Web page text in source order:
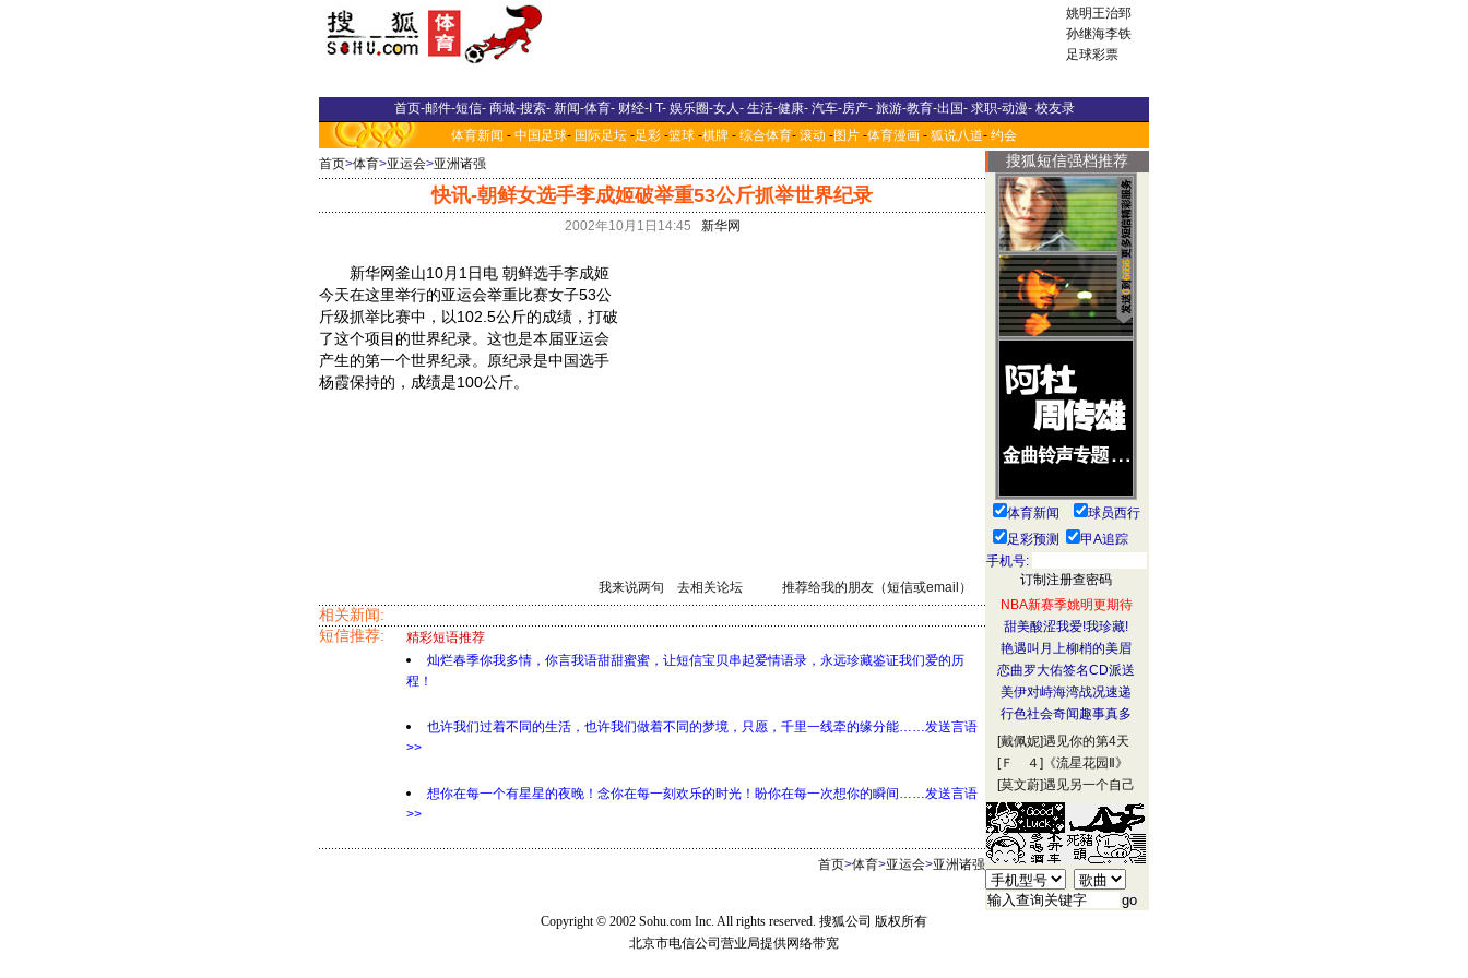
姚明王治郅
孙继海李铁
足球彩票
首页-邮件-短信- 商城-搜索- 新闻-体育- 财经-I T- 娱乐圈-女人- 生活-健康- 汽车-房产- 旅游-教育-出国- 求职-动漫- 校友录
体育新闻 - 中国足球- 国际足坛 -足彩 -篮球 -棋牌 - 综合体育- 滚动 -图片 -体育漫画 - 狐说八道- 约会
首页>体育>亚运会>亚洲诸强
快讯-朝鲜女选手李成姬破举重53公斤抓举世界纪录
2002年10月1日14:45 新华网
新华网釜山10月1日电 朝鲜选手李成姬
今天在这里举行的亚运会举重比赛女子53公
斤级抓举比赛中，以102.5公斤的成绩，打破
了这个项目的世界纪录。这也是本届亚运会
产生的第一个世界纪录。原纪录是中国选手
杨霞保持的，成绩是100公斤。
我来说两句 去相关论坛 推荐给我的朋友（短信或email）
相关新闻:
短信推荐:
精彩短语推荐
灿烂春季你我多情，你言我语甜甜蜜蜜，让短信宝贝串起爱情语录，永远珍藏鉴证我们爱的历
程！
也许我们过着不同的生活，也许我们做着不同的梦境，只愿，千里一线牵的缘分能……发送言语
>>
想你在每一个有星星的夜晚！念你在每一刻欢乐的时光！盼你在每一次想你的瞬间……发送言语
>>
首页>体育>亚运会>亚洲诸强
搜狐短信强档推荐
体育新闻
球员西行
足彩预测
甲A追踪
手机号:
NBA新赛季姚明更期待
甜美酸涩我爱!我珍藏!
艳遇叫月上柳梢的美眉
恋曲罗大佑签名CD派送
美伊对峙海湾战况速递
行色社会奇闻趣事真多
[戴佩妮]遇见你的第4天
[Ｆ ４] 《流星花园Ⅱ》
[莫文蔚]遇见另一个自己
Copyright © 2002 Sohu.com Inc. All rights reserved. 搜狐公司 版权所有
北京市电信公司营业局提供网络带宽